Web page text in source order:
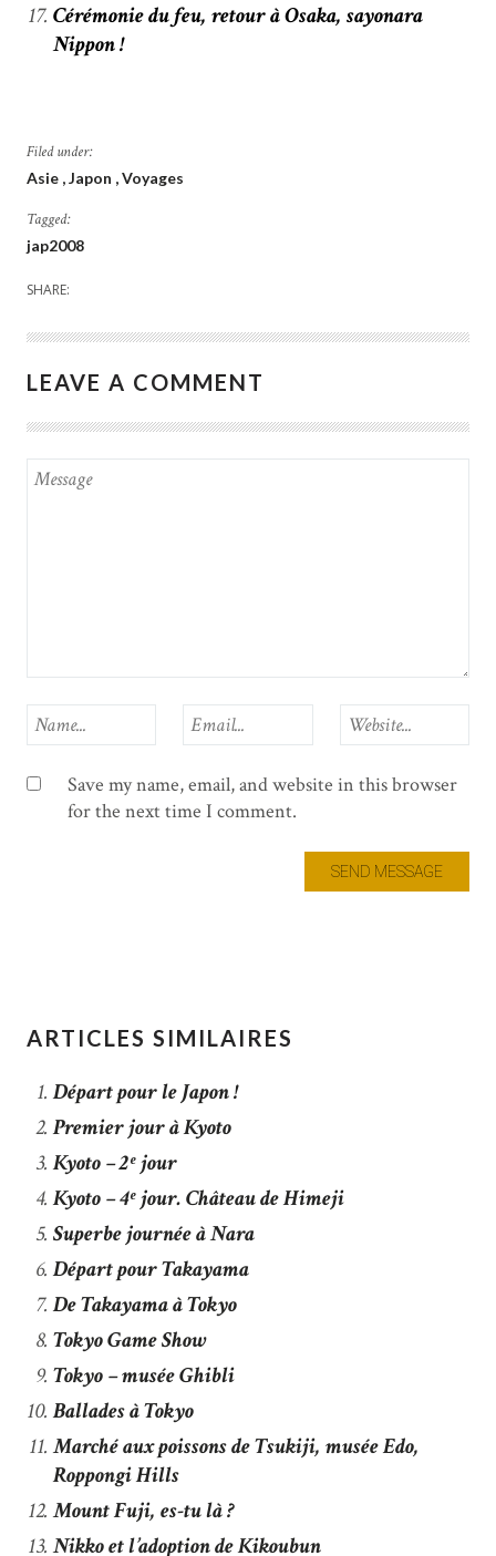
Cérémonie du feu, retour à Osaka, sayonara
Nippon !
Filed under:
Asie Japon Voyages
Tagged:
jap2008
SHARE:
LEAVE A COMMENT
Save my name, email, and website in this browser
for the next time I comment.
ARTICLES SIMILAIRES
Départ pour le Japon !
Premier jour à Kyoto
Kyoto – 2ᵉ jour
Kyoto – 4ᵉ jour. Château de Himeji
Superbe journée à Nara
Départ pour Takayama
De Takayama à Tokyo
Tokyo Game Show
Tokyo – musée Ghibli
Ballades à Tokyo
Marché aux poissons de Tsukiji, musée Edo,
Roppongi Hills
Mount Fuji, es-tu là ?
Nikko et l’adoption de Kikoubun